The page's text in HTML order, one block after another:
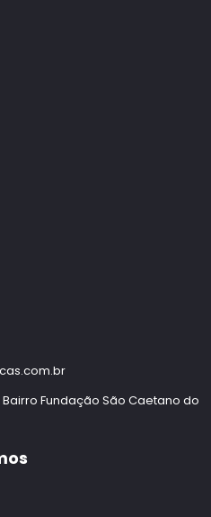
Fundação São Caetano do